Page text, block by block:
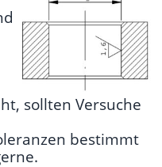
sollten Versuche
bestimmt